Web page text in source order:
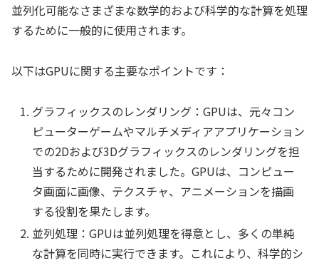
並列化可能なさまざまな数学的および科学的な計算を処理
するために一般的に使用されます。
以下はGPUに関する主要なポイントです：
グラフィックスのレンダリング：GPUは、元々コン
ピューターゲームやマルチメディアアプリケーション
での2Dおよび3Dグラフィックスのレンダリングを担
当するために開発されました。GPUは、コンピュー
タ画面に画像、テクスチャ、アニメーションを描画
する役割を果たします。
並列処理：GPUは並列処理を得意とし、多くの単純
な計算を同時に実行できます。これにより、科学的シ